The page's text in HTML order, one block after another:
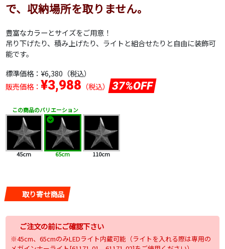
で、収納場所を取りません。
豊富なカラーとサイズをご用意！
吊り下げたり、積み上げたり、ライトと組合せたりと自由に装飾可
能です。
標準価格： ¥6,380 （税込）
販売価格： ¥3,988 （税込） 37%OFF
この商品のバリエーション
45cm 65cm 110cm
取り寄せ商品
ご注文の前にご確認下さい
※45cm、65cmのみLEDライト内蔵可能（ライトを入れる際は専用の